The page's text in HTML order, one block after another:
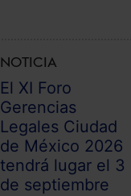
NOTICIA
El XI Foro
Gerencias
Legales Ciudad
de México 2026
tendrá lugar el 3
de septiembre